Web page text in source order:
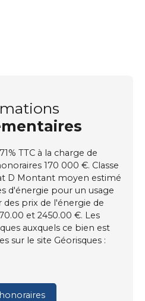
TTC à la charge de
170 000 €. Classe
D Montant moyen estimé
d'énergie pour un usage
prix de l'énergie de
et 2450.00 €. Les
auxquels ce bien est
sur le site Géorisques :